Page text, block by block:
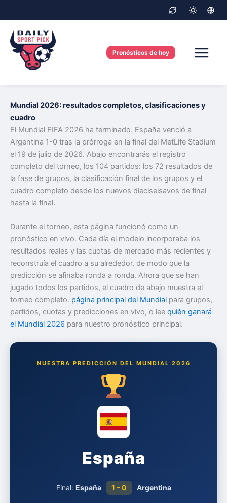
content
Pronósticos de hoy
Mundial 2026: resultados completos, clasificaciones y
cuadro
El Mundial FIFA 2026 ha terminado. España venció a
Argentina 1-0 tras la prórroga en la final del MetLife Stadium
el 19 de julio de 2026. Abajo encontrarás el registro
completo del torneo, los 104 partidos: los 72 resultados de
la fase de grupos, la clasificación final de los grupos y el
cuadro completo desde los nuevos dieciseisavos de final
hasta la final.
Durante el torneo, esta página funcionó como un
pronóstico en vivo. Cada día el modelo incorporaba los
resultados reales y las cuotas de mercado más recientes y
reconstruía el cuadro a su alrededor, de modo que la
predicción se afinaba ronda a ronda. Ahora que se han
jugado todos los partidos, el cuadro de abajo muestra el
torneo completo. página principal del Mundial para grupos,
partidos, cuotas y predicciones en vivo, o lee quién ganará
el Mundial 2026 para nuestro pronóstico principal.
NUESTRA PREDICCIÓN DEL MUNDIAL 2026
España
Final: España 1 – 0 Argentina